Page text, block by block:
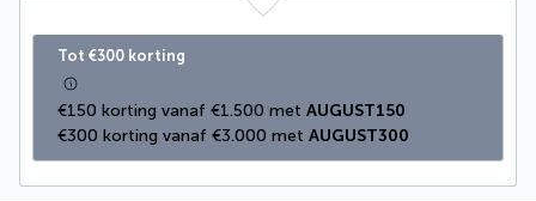
Tot €300 korting
€150 korting vanaf €1.500 met AUGUST150
€300 korting vanaf €3.000 met AUGUST300